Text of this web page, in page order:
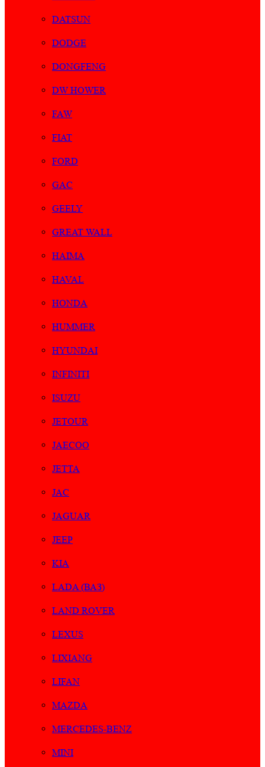
DATSUN
DODGE
DONGFENG
DW HOWER
FAW
FIAT
FORD
GAC
GEELY
GREAT WALL
HAIMA
HAVAL
HONDA
HUMMER
HYUNDAI
INFINITI
ISUZU
JETOUR
JAECOO
JETTA
JAC
JAGUAR
JEEP
KIA
LADA (ВАЗ)
LAND ROVER
LEXUS
LIXIANG
LIFAN
MAZDA
MERCEDES-BENZ
MINI